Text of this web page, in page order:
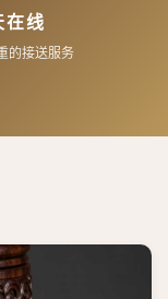
线
的接送服务